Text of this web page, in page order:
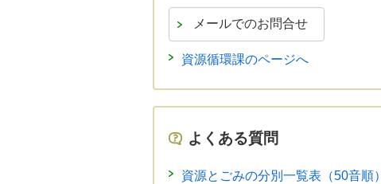
資源循環課のページへ
よくある質問
資源とごみの分別一覧表（50音順）